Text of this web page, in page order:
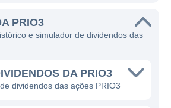
PRIO3
e simulador de dividendos das
DA PRIO3
dividendos das ações PRIO3